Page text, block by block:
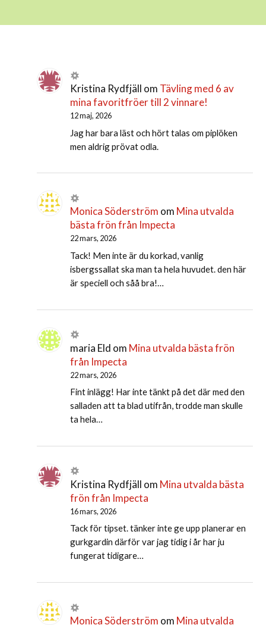
Kristina Rydfjäll om Tävling med 6 av
mina favoritfröer till 2 vinnare!
12 maj, 2026
Jag har bara läst och hört talas om piplöken
men aldrig prövat odla.
Monica Söderström om Mina utvalda
bästa frön från Impecta
22 mars, 2026
Tack! Men inte är du korkad, vanlig
isbergssallat ska man ta hela huvudet. den här
är speciell och såå bra!…
maria Eld om Mina utvalda bästa frön
från Impecta
22 mars, 2026
Fint inlägg! Har inte tänkt på det där med den
salladen att ta blad utifrån, trodde man skulle
ta hela…
Kristina Rydfjäll om Mina utvalda bästa
frön från Impecta
16 mars, 2026
Tack för tipset. tänker inte ge upp planerar en
gurkgardin därför var jag tidig i år har ju
fungerat tidigare…
Monica Söderström om Mina utvalda